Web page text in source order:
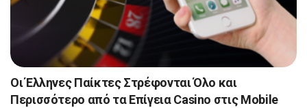
Οι Έλληνες Παίκτες Στρέφονται Όλο και
Περισσότερο από τα Επίγεια Casino στις Mobile